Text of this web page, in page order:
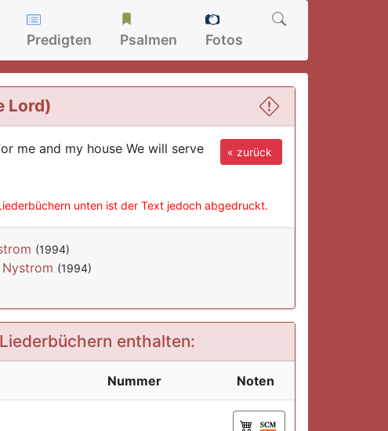
Predigten Psalmen Fotos
Lord)
« zurück
me and my house We will serve
unten ist der Text jedoch abgedruckt.
(1994)
(1994)
enthalten:
Nummer Noten